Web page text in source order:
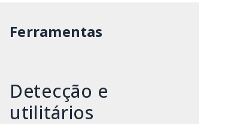
Ferramentas
Detecção e
utilitários